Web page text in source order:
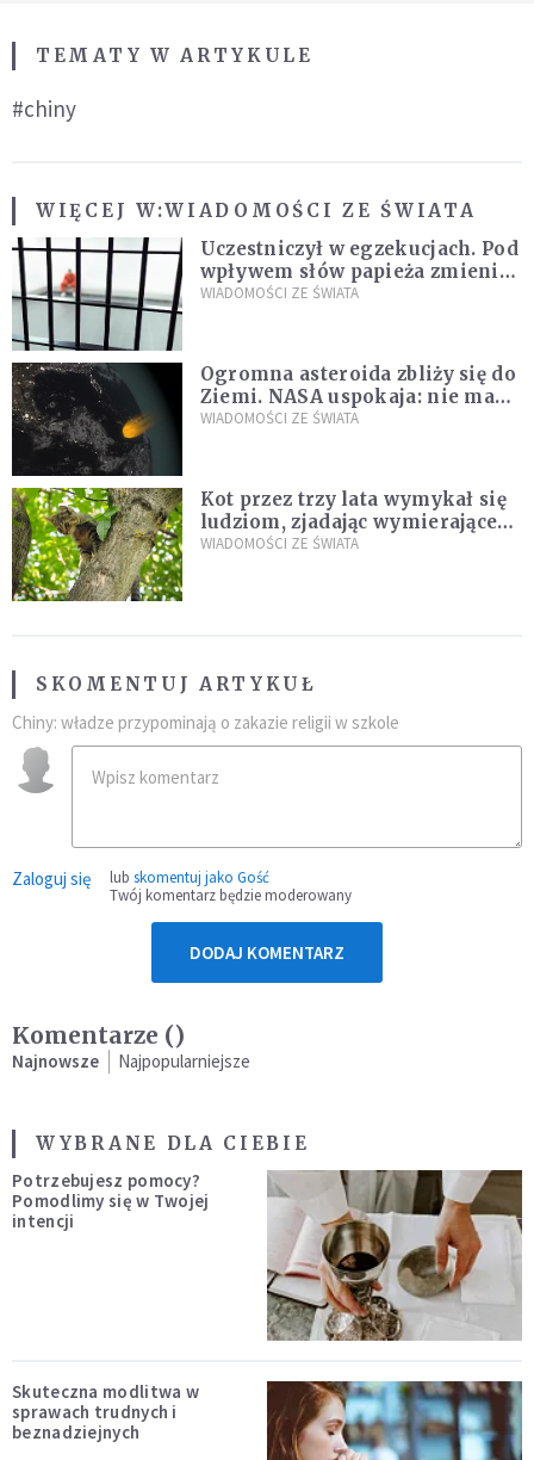
TEMATY W ARTYKULE
#chiny
WIĘCEJ W:WIADOMOŚCI ZE ŚWIATA
Uczestniczył w egzekucjach. Pod
wpływem słów papieża zmienił
zdanie
WIADOMOŚCI ZE ŚWIATA
Ogromna asteroida zbliży się do
Ziemi. NASA uspokaja: nie ma
zagrożenia
WIADOMOŚCI ZE ŚWIATA
Kot przez trzy lata wymykał się
ludziom, zjadając wymierające
kaczki. W końcu popełnił
WIADOMOŚCI ZE ŚWIATA
SKOMENTUJ ARTYKUŁ
Chiny: władze przypominają o zakazie religii w szkole
Zaloguj się lub skomentuj jako Gość
Twój komentarz będzie moderowany
DODAJ KOMENTARZ
Komentarze ()
Najnowsze Najpopularniejsze
WYBRANE DLA CIEBIE
Potrzebujesz pomocy?
Pomodlimy się w Twojej
intencji
Skuteczna modlitwa w
sprawach trudnych i
beznadziejnych